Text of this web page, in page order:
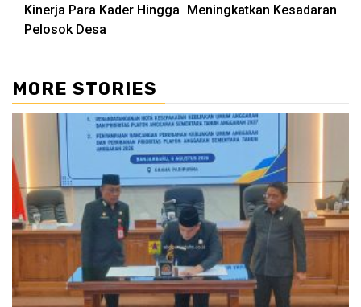
Kinerja Para Kader Hingga
Pelosok Desa
Meningkatkan Kesadaran
MORE STORIES